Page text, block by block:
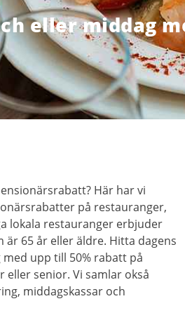
eller middag
Här har vi
på restauranger,
lokala restauranger erbjuder
65 år eller äldre. Hitta dagens
upp till 50% rabatt på
senior. Vi samlar okså
middagskassar och